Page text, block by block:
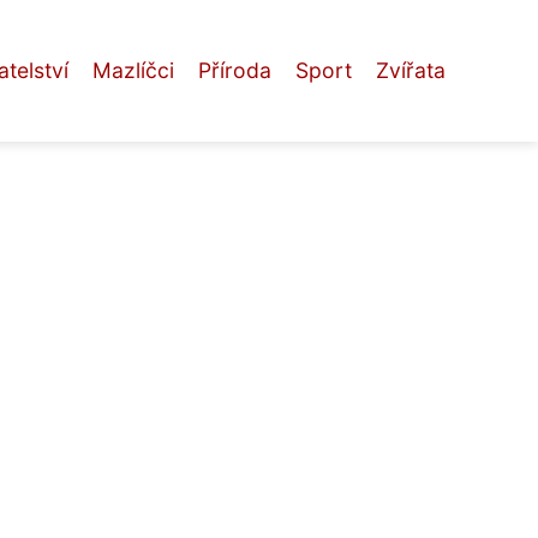
Mazlíčci Příroda Sport Zvířata